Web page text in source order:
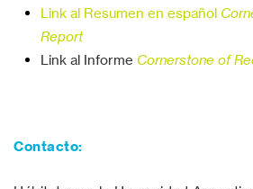
Link al Resumen en español
Report
Link al Informe Cornerstone of
Contacto: